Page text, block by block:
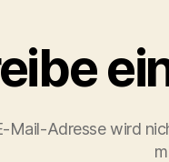
Mail-Adresse wird